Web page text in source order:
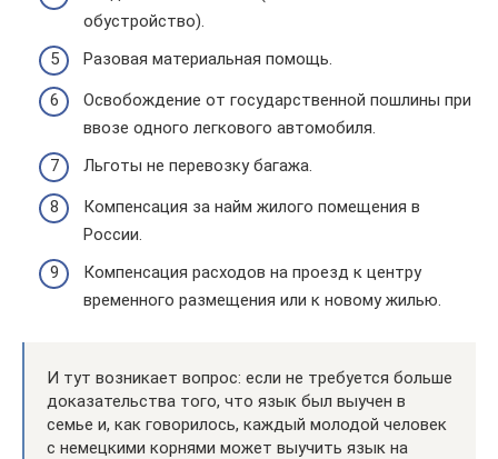
обустройство).
Разовая материальная помощь.
Освобождение от государственной пошлины при
ввозе одного легкового автомобиля.
Льготы не перевозку багажа.
Компенсация за найм жилого помещения в
России.
Компенсация расходов на проезд к центру
временного размещения или к новому жилью.
И тут возникает вопрос: если не требуется больше
доказательства того, что язык был выучен в
семье и, как говорилось, каждый молодой человек
с немецкими корнями может выучить язык на